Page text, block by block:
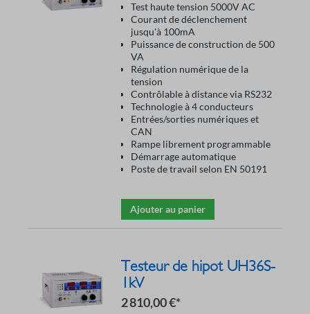
Test haute tension 5000V AC
Courant de déclenchement
jusqu'à 100mA
Puissance de construction de 500
VA
Régulation numérique de la
tension
Contrôlable à distance via RS232
Technologie à 4 conducteurs
Entrées/sorties numériques et
CAN
Rampe librement programmable
Démarrage automatique
Poste de travail selon EN 50191
Ajouter au panier
Testeur de hipot UH36S-
1kV
2 810,00 €*